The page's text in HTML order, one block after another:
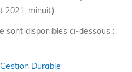
2021, minuit).
sont disponibles ci-dessous :
Durable